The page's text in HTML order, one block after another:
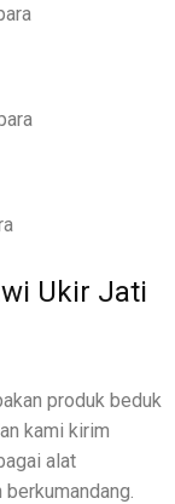
Ukir Jati
produk beduk
kami kirim
alat